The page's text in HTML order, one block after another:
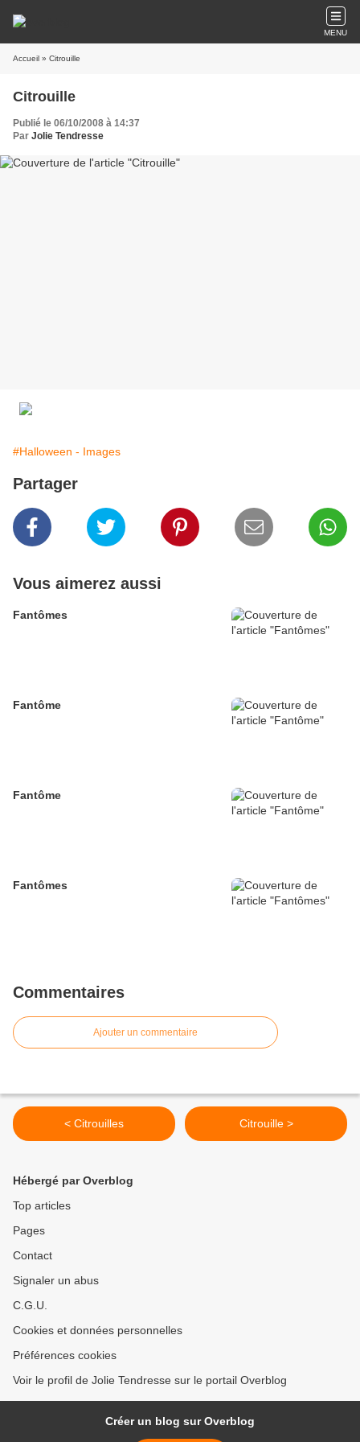
MENU
Accueil » Citrouille
Citrouille
Publié le 06/10/2008 à 14:37
Par Jolie Tendresse
#Halloween - Images
Partager
Vous aimerez aussi
Fantômes
Fantôme
Fantôme
Fantômes
Commentaires
Ajouter un commentaire
< Citrouilles Citrouille >
Hébergé par Overblog
Top articles
Pages
Contact
Signaler un abus
C.G.U.
Cookies et données personnelles
Préférences cookies
Voir le profil de Jolie Tendresse sur le portail Overblog
Créer un blog sur Overblog